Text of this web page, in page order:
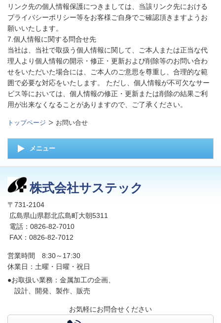
リンク先の個人情報保護につきましては、当該リンク先における
プライバシーポリシー等をお客様ご自身でご確認頂きますようお
願いいたします。
7.個人情報に関する問合せ先
当社は、当社で取扱う個人情報に関して、ご本人または正当な代
理人より個人情報の開示・修正・更新および削除等のお問い合わ
せをいただいた場合には、ご本人のご意思を尊重し、合理的な範
囲で必要な対応をいたします。 ただし、個人情報が不可欠なサー
ビス等においては、個人情報の修正・更新または削除の結果ご利
用が出来なくなることがありますので、ご了承ください。
トップページ お問い合せ
メニュー
株式会社サステック
〒731-2104
広島県山県郡北広島町大朝5311
電話：0826-82-7010
FAX：0826-82-7012
営業時間 8:30～17:30
休業日：土曜・日曜・祝日
●お取扱い業務：金属加工の企画、
設計、開発、製作、販売
お気軽にお問合せください